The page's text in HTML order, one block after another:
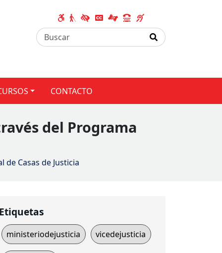
CONTACTO
del Programa
Casas de Justicia
Etiquetas
ministeriodejusticia vicedejusticia